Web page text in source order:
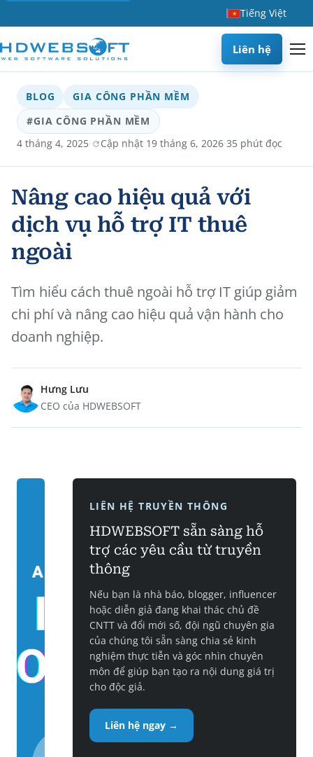
Tiếng Việt
Liên hệ
BLOG
GIA CÔNG PHẦN MỀM
#GIA CÔNG PHẦN MỀM
4 tháng 4, 2025· Cập nhật 19 tháng 6, 2026·35 phút đọc
Nâng cao hiệu quả với
dịch vụ hỗ trợ IT thuê
ngoài
Tìm hiểu cách thuê ngoài hỗ trợ IT giúp giảm
chi phí và nâng cao hiệu quả vận hành cho
doanh nghiệp.
Hưng Lưu
CEO của HDWEBSOFT
LIÊN HỆ TRUYỀN THÔNG
HDWEBSOFT sẵn sàng hỗ
trợ các yêu cầu từ truyền
thông
Nếu bạn là nhà báo, blogger, influencer
hoặc diễn giả đang khai thác chủ đề
CNTT và đổi mới số, đội ngũ chuyên gia
của chúng tôi sẵn sàng chia sẻ kinh
nghiệm thực tiễn và góc nhìn chuyên
môn để giúp bạn tạo ra nội dung giá trị
cho độc giả.
Liên hệ ngay →